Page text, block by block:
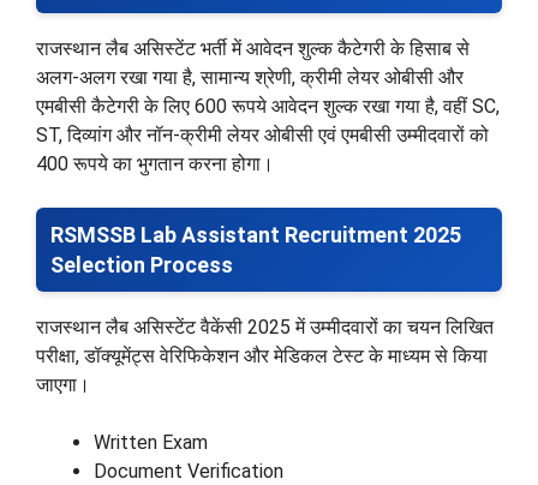
राजस्थान लैब असिस्टेंट भर्ती में आवेदन शुल्क कैटेगरी के हिसाब से
अलग-अलग रखा गया है, सामान्य श्रेणी, क्रीमी लेयर ओबीसी और
एमबीसी कैटेगरी के लिए 600 रूपये आवेदन शुल्क रखा गया है, वहीं SC,
ST, दिव्यांग और नॉन-क्रीमी लेयर ओबीसी एवं एमबीसी उम्मीदवारों को
400 रूपये का भुगतान करना होगा।
RSMSSB Lab Assistant Recruitment 2025
Selection Process
राजस्थान लैब असिस्टेंट वैकेंसी 2025 में उम्मीदवारों का चयन लिखित
परीक्षा, डॉक्यूमेंट्स वेरिफिकेशन और मेडिकल टेस्ट के माध्यम से किया
जाएगा।
Written Exam
Document Verification